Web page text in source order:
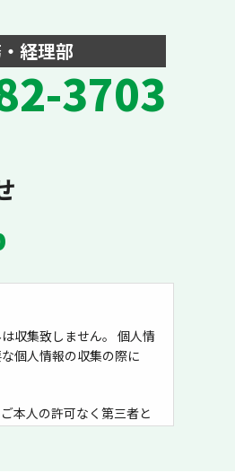
経理部
3703
収集致しません。 個人情
個人情報の収集の際に
本人の許可なく第三者と